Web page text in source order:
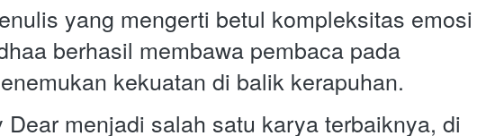
yang mengerti betul kompleksitas emosi
berhasil membawa pembaca pada
kekuatan di balik kerapuhan.
Dear menjadi salah satu karya terbaiknya, di